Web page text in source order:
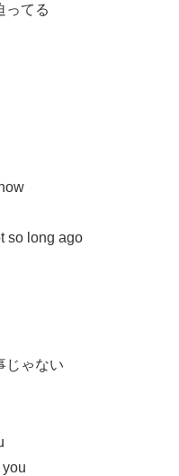
ってる
so long ago
じゃない